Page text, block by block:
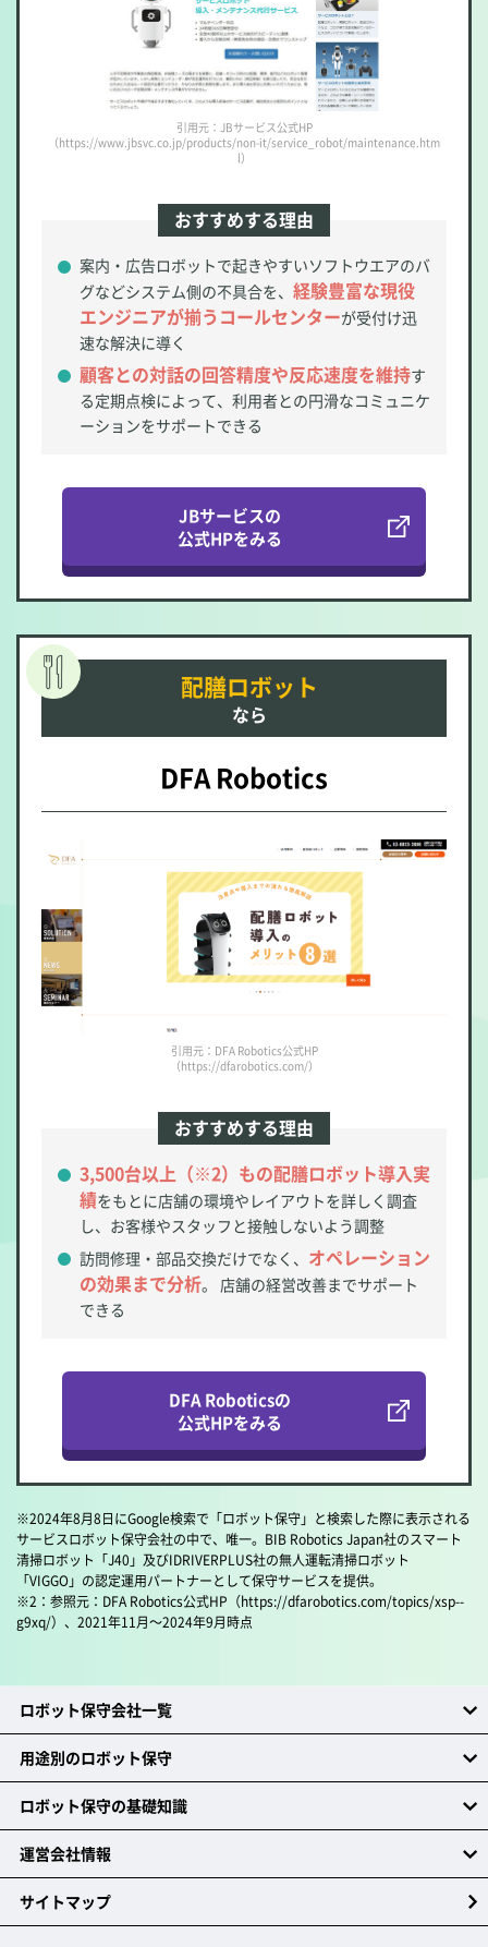
引用元：JBサービス公式HP
（https://www.jbsvc.co.jp/products/non-it/service_robot/maintenance.htm
l）
おすすめする理由
案内・広告ロボットで起きやすいソフトウエアのバ
グなどシステム側の不具合を、 経験豊富な現役
エンジニアが揃うコールセンターが受付け迅
速な解決に導く
顧客との対話の回答精度や反応速度を維持す
る定期点検によって、利用者との円滑なコミュニケ
ーションをサポートできる
JBサービスの
公式HPをみる
配膳ロボット
なら
DFA Robotics
引用元：DFA Robotics公式HP
（https://dfarobotics.com/）
おすすめする理由
3,500台以上（※2）もの配膳ロボット導入実
績をもとに店舗の環境やレイアウトを詳しく調査
し、お客様やスタッフと接触しないよう調整
訪問修理・部品交換だけでなく、 オペレーション
の効果まで分析。 店舗の経営改善までサポート
できる
DFA Roboticsの
公式HPをみる
※2024年8月8日にGoogle検索で「ロボット保守」と検索した際に表示される
サービスロボット保守会社の中で、唯一。BIB Robotics Japan社のスマート
清掃ロボット「J40」及びIDRIVERPLUS社の無人運転清掃ロボット
「VIGGO」の認定運用パートナーとして保守サービスを提供。
※2：参照元：DFA Robotics公式HP（https://dfarobotics.com/topics/xsp--
g9xq/）、2021年11月～2024年9月時点
ロボット保守会社一覧
用途別のロボット保守
ロボット保守の基礎知識
運営会社情報
サイトマップ